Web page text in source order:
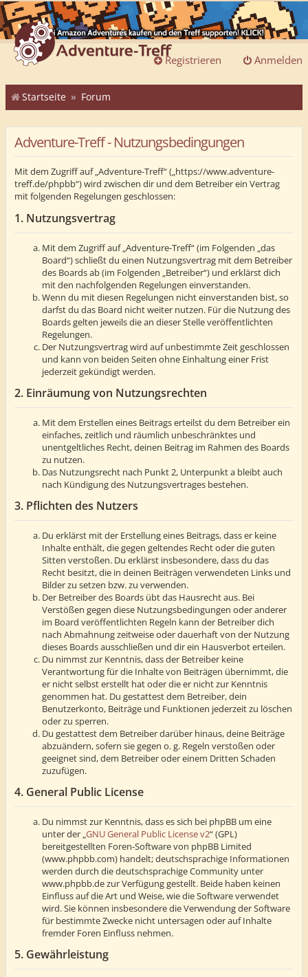
Anmelden
Registrieren
Startseite Forum
Adventure-Treff - Nutzungsbedingungen
Mit dem Zugriff auf „Adventure-Treff“ („https://www.adventure-
treff.de/phpbb“) wird zwischen dir und dem Betreiber ein Vertrag
mit folgenden Regelungen geschlossen:
1. Nutzungsvertrag
Mit dem Zugriff auf „Adventure-Treff“ (im Folgenden „das
Board“) schließt du einen Nutzungsvertrag mit dem Betreiber
des Boards ab (im Folgenden „Betreiber“) und erklärst dich
mit den nachfolgenden Regelungen einverstanden.
Wenn du mit diesen Regelungen nicht einverstanden bist, so
darfst du das Board nicht weiter nutzen. Für die Nutzung des
Boards gelten jeweils die an dieser Stelle veröffentlichten
Regelungen.
Der Nutzungsvertrag wird auf unbestimmte Zeit geschlossen
und kann von beiden Seiten ohne Einhaltung einer Frist
jederzeit gekündigt werden.
2. Einräumung von Nutzungsrechten
Mit dem Erstellen eines Beitrags erteilst du dem Betreiber ein
einfaches, zeitlich und räumlich unbeschränktes und
unentgeltliches Recht, deinen Beitrag im Rahmen des Boards
zu nutzen.
Das Nutzungsrecht nach Punkt 2, Unterpunkt a bleibt auch
nach Kündigung des Nutzungsvertrages bestehen.
3. Pflichten des Nutzers
Du erklärst mit der Erstellung eines Beitrags, dass er keine
Inhalte enthält, die gegen geltendes Recht oder die guten
Sitten verstoßen. Du erklärst insbesondere, dass du das
Recht besitzt, die in deinen Beiträgen verwendeten Links und
Bilder zu setzen bzw. zu verwenden.
Der Betreiber des Boards übt das Hausrecht aus. Bei
Verstößen gegen diese Nutzungsbedingungen oder anderer
im Board veröffentlichten Regeln kann der Betreiber dich
nach Abmahnung zeitweise oder dauerhaft von der Nutzung
dieses Boards ausschließen und dir ein Hausverbot erteilen.
Du nimmst zur Kenntnis, dass der Betreiber keine
Verantwortung für die Inhalte von Beiträgen übernimmt, die
er nicht selbst erstellt hat oder die er nicht zur Kenntnis
genommen hat. Du gestattest dem Betreiber, dein
Benutzerkonto, Beiträge und Funktionen jederzeit zu löschen
oder zu sperren.
Du gestattest dem Betreiber darüber hinaus, deine Beiträge
abzuändern, sofern sie gegen o. g. Regeln verstoßen oder
geeignet sind, dem Betreiber oder einem Dritten Schaden
zuzufügen.
4. General Public License
Du nimmst zur Kenntnis, dass es sich bei phpBB um eine
unter der „GNU General Public License v2“ (GPL)
bereitgestellten Foren-Software von phpBB Limited
(www.phpbb.com) handelt; deutschsprachige Informationen
werden durch die deutschsprachige Community unter
www.phpbb.de zur Verfügung gestellt. Beide haben keinen
Einfluss auf die Art und Weise, wie die Software verwendet
wird. Sie können insbesondere die Verwendung der Software
für bestimmte Zwecke nicht untersagen oder auf Inhalte
fremder Foren Einfluss nehmen.
5. Gewährleistung